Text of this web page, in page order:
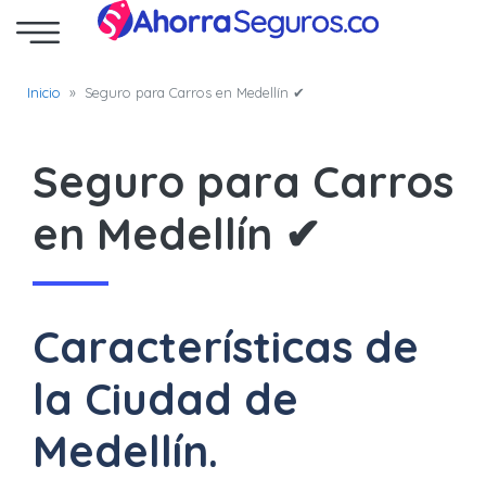
Inicio
Seguro
para
Carros
Blog
Inicio » Seguro para Carros en Medellín ✔
Seguro para Carros
en Medellín ✔
Características de
la Ciudad de
Medellín.